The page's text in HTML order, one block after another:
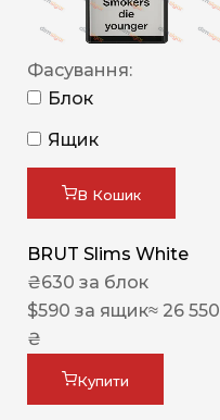
Фасування:
Блок
Ящик
В Кошик
BRUT Slims White
₴630 за блок
$590 за ящик≈ 26 550
₴
Купити